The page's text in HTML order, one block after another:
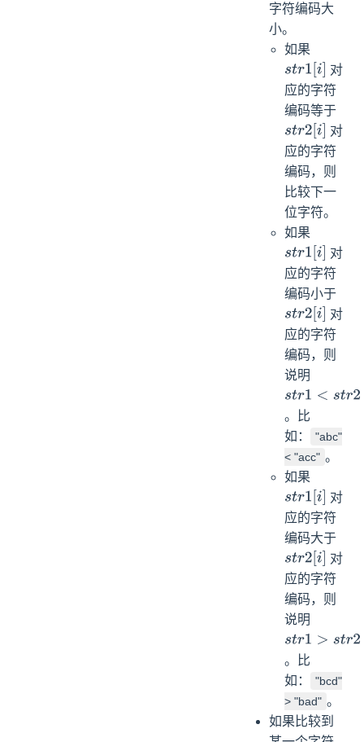
字符编码大
小。
如果
str1[i ]
对
应的字符
编码等于
str2[i]
对
应的字符
编码，则
比较下一
位字符。
如果
str1[i ]
对
应的字符
编码小于
str2[i]
对
应的字符
编码，则
说明
str1< str2
。比
如：
"abc"
< "acc" 。
如果
str1[i ]
对
应的字符
编码大于
str2[i]
对
应的字符
编码，则
说明
str1> str2
。比
如：
"bcd"
> "bad" 。
如果比较到